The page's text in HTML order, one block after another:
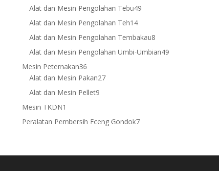
Alat dan Mesin Pengolahan Tebu4949
Alat dan Mesin Pengolahan Teh1414
products
Alat dan Mesin Pengolahan Tembakau88
products
Alat dan Mesin Pengolahan Umbi-Umbian4949
Mesin Peternakan3636
products
Alat dan Mesin Pakan2727
Alat dan Mesin Pellet99
Mesin TKDN1
product
Peralatan Pembersih Eceng Gondok77